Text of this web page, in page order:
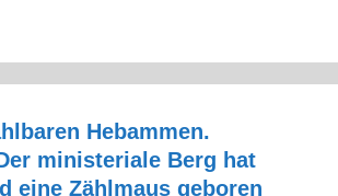
Hebammen.
ministeriale Berg hat
eine Zählmaus geboren